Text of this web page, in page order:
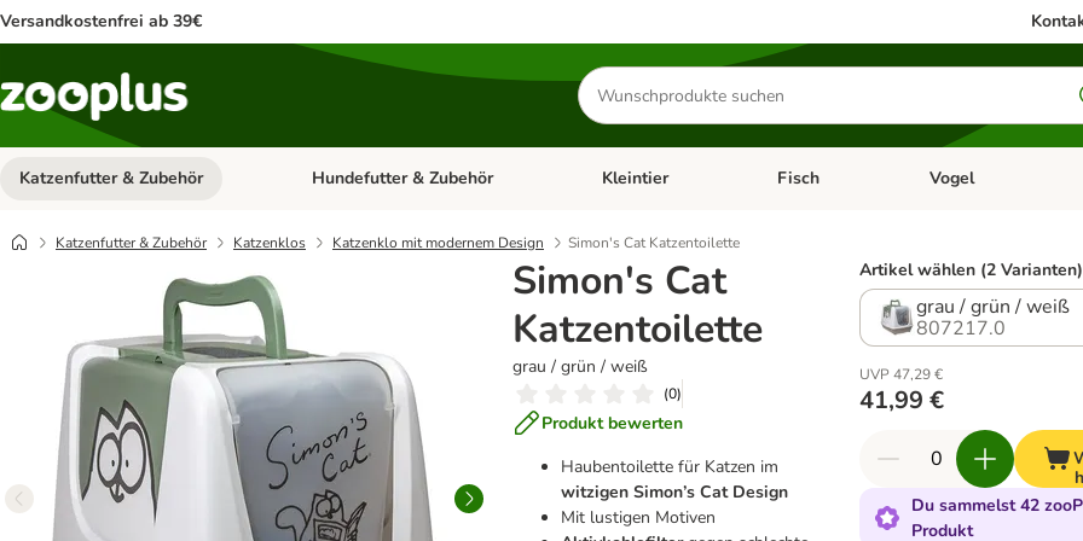
Versandkostenfrei ab 39€
Produkte
suchen
Katzenfutter & Zubehör Kategorie-Menü öffnen: Katzenfutter & Zubehör
Hundefutter & Zubehör Kategorie-Menü öffnen: Hundefutter & Zubehör
Kleintier Kategorie-Menü öffnen: Kleintier
Fisch Kategorie-Menü
Vogel
Katzenfutter & Zubehör Katzenklos Katzenklo mit modernem Design Simon's Cat Katzentoilette
Simon's Cat
Katzentoilette
grau / grün / weiß
(0)
Produkt bewerten
Haubentoilette für Katzen im
witzigen Simon’s Cat Design
Mit lustigen Motiven
Artikel wählen (2 Varianten)
grau / grün / weiß
807217.0
UVP 47,29 €
41,99 €
Du sammelst 42
Produkt